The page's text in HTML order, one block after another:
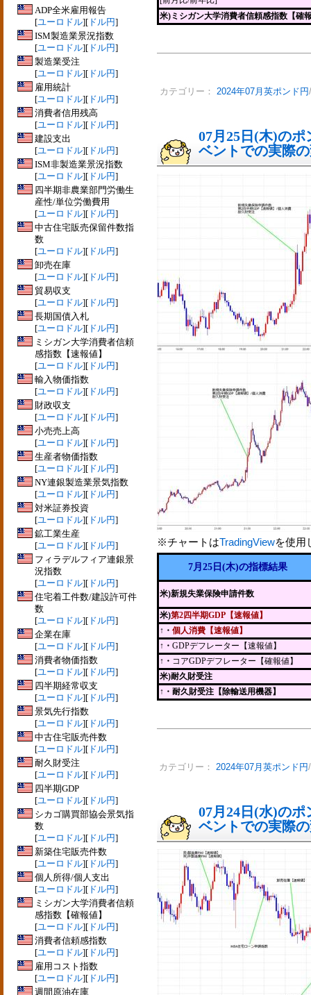
ADP全米雇用報告
[ユーロドル][ ドル円]
ISM製造業景況指数
[ユーロドル][ ドル円]
製造業受注
[ユーロドル][ ドル円]
雇用統計
[ユーロドル][ ドル円]
消費者信用残高
[ユーロドル][ ドル円]
建設支出
[ユーロドル][ ドル円]
ISM非製造業景況指数
[ユーロドル][ ドル円]
四半期非農業部門労働生
産性/単位労働費用
[ユーロドル][ ドル円]
中古住宅販売保留件数指
数
[ユーロドル][ ドル円]
卸売在庫
[ユーロドル][ ドル円]
貿易収支
[ユーロドル][ ドル円]
長期国債入札
[ユーロドル][ ドル円]
ミシガン大学消費者信頼
感指数【速報値】
[ユーロドル][ ドル円]
輸入物価指数
[ユーロドル][ ドル円]
財政収支
[ユーロドル][ ドル円]
小売売上高
[ユーロドル][ ドル円]
生産者物価指数
[ユーロドル][ ドル円]
NY連銀製造業景気指数
[ユーロドル][ ドル円]
対米証券投資
[ユーロドル][ ドル円]
鉱工業生産
[ユーロドル][ ドル円]
フィラデルフィア連銀景
況指数
[ユーロドル][ ドル円]
住宅着工件数/建設許可件
数
[ユーロドル][ ドル円]
企業在庫
[ユーロドル][ ドル円]
消費者物価指数
[ユーロドル][ ドル円]
四半期経常収支
[ユーロドル][ ドル円]
景気先行指数
[ユーロドル][ ドル円]
中古住宅販売件数
[ユーロドル][ ドル円]
耐久財受注
[ユーロドル][ ドル円]
四半期GDP
[ユーロドル][ ドル円]
シカゴ購買部協会景気指
数
[ユーロドル][ ドル円]
新築住宅販売件数
[ユーロドル][ ドル円]
個人所得/個人支出
[ユーロドル][ ドル円]
ミシガン大学消費者信頼
感指数【確報値】
[ユーロドル][ ドル円]
消費者信頼感指数
[ユーロドル][ ドル円]
雇用コスト指数
[ユーロドル][ ドル円]
週間原油在庫
米)ミシガン大学消費者信頼感指数【確
カテゴリー： 2024年07月英ポンド円
07月25日(木)の
ベントでの実際
※チャートはTradingViewを使用
7月25日(木)の指標結果
米)新規失業保険申請件数
米)第2四半期GDP【速報値】
↑・ 個人消費【速報値】
↑・ GDPデフレーター【速報値】
↑・ コアGDPデフレーター【確報値】
米)耐久財受注
↑ ・耐久財受注【除輸送用機器】
カテゴリー： 2024年07月英ポンド円
07月24日(水)の
ベントでの実際